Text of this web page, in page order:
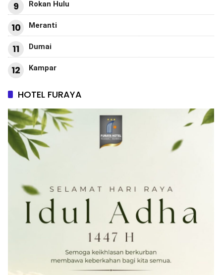
9 Rokan Hulu
10 Meranti
11 Dumai
12 Kampar
HOTEL FURAYA